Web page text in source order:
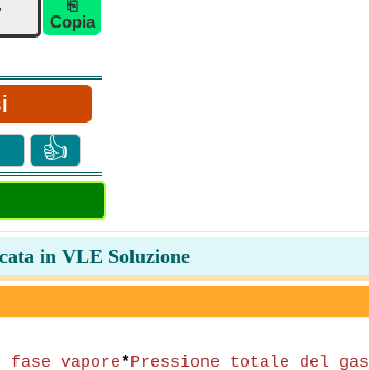
⎘
Copia
👍
in VLE Soluzione
fase vapore*Pressione totale del gas